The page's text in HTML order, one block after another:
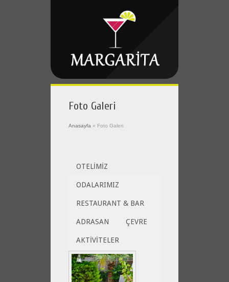
Foto Galeri
Anasayfa » Foto Galeri
OTELİMİZ
ODALARIMIZ
RESTAURANT & BAR
ADRASAN ÇEVRE
AKTİVİTELER